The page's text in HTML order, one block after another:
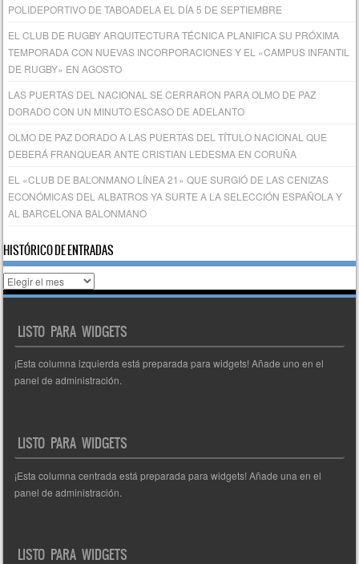
POLIDEPORTIVO DE TABOADELA EL DÍA 5 DE SEPTIEMBRE
EL CLUB DE RUGBY ARQUITECTURA TÉCNICA PLANIFICA SU PRÓXIMA
TEMPORADA CON NUEVAS INCORPORACIONES Y EL «CAMPUS INFANTIL
DE RUGBY» EN AGOSTO
LAS PUERTAS DEL NACIONAL SE CERRARON PARA OLMO DE PAZ
DORADO CON UN MINUTO ESCASO DE ADELANTO
OLMO DE PAZ DORADO A LAS PUERTAS DEL TÍTULO NACIONAL QUE
DEBERÁ FRANQUEAR ANTE CRISTIAN LEDESMA EN CORUÑA
EL «CLUB DE BALONMANO LÍNEA 21» QUE SURGIÓ DE LAS CENIZAS
ECONÓMICAS DEL ALBATROS YA SURTE A LA SELECCIÓN ESPAÑOLA Y
AL BARCELONA BALONMANO
HISTÓRICO DE ENTRADAS
Histórico
de
LISTO PARA WIDGETS
¡Esta columna izquierda está preparada para widgets! Añade uno en el
panel de administración.
LISTO PARA WIDGETS
¡Esta columna centrada está preparada para widgets! Añade una en el
panel de administración.
LISTO PARA WIDGETS